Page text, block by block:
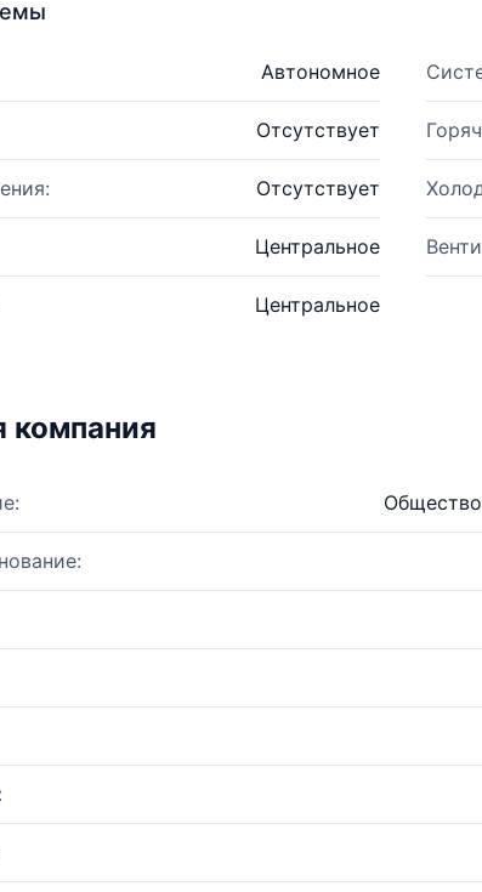
Автономное
Отсутствует
Отсутствует
Центральное
Центральное